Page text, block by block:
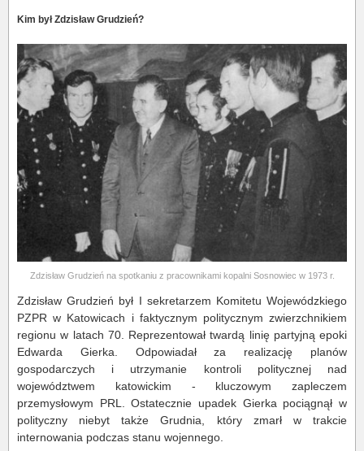
Kim był Zdzisław Grudzień?
Zdzisław Grudzień na spotkaniu z pracownikami kopalni Sosnowiec w 1973 r.
Zdzisław Grudzień był I sekretarzem Komitetu Wojewódzkiego
PZPR w Katowicach i faktycznym politycznym zwierzchnikiem
regionu w latach 70. Reprezentował twardą linię partyjną epoki
Edwarda Gierka. Odpowiadał za realizację planów
gospodarczych i utrzymanie kontroli politycznej nad
województwem katowickim - kluczowym zapleczem
przemysłowym PRL. Ostatecznie upadek Gierka pociągnął w
polityczny niebyt także Grudnia, który zmarł w trakcie
internowania podczas stanu wojennego.